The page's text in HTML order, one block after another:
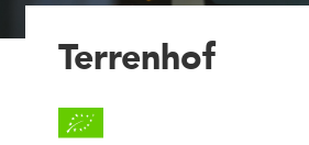
Terrenhof